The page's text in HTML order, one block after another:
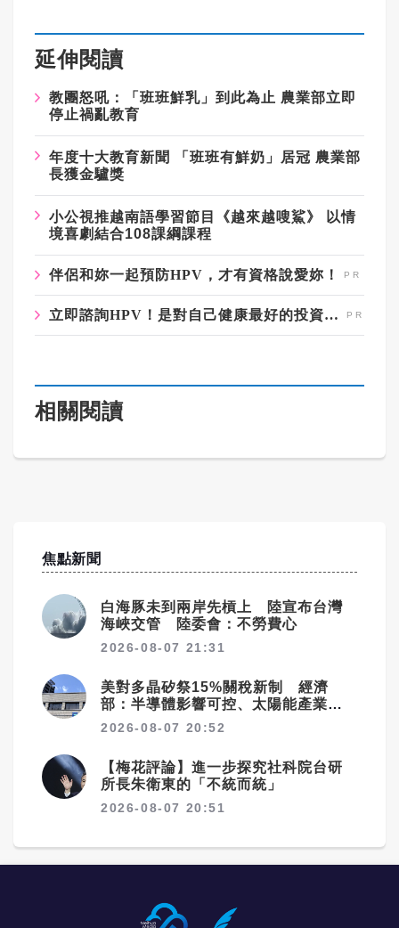
延伸閱讀
教團怒吼：「班班鮮乳」到此為止 農業部立即
停止禍亂教育
年度十大教育新聞 「班班有鮮奶」居冠 農業部
長獲金驢獎
小公視推越南語學習節目《越來越嗖鯊》 以情
境喜劇結合108課綱課程
伴侶和妳一起預防HPV，才有資格說愛妳！
立即諮詢HPV！是對自己健康最好的投資，把握現在不嫌晚！
相關閱讀
焦點新聞
白海豚未到兩岸先槓上 陸宣布台灣
海峽交管 陸委會：不勞費心
2026-08-07 21:31
美對多晶矽祭15%關稅新制 經濟
部：半導體影響可控、太陽能產業衝
擊有限
2026-08-07 20:52
【梅花評論】進一步探究社科院台研
所長朱衛東的「不統而統」
2026-08-07 20:51